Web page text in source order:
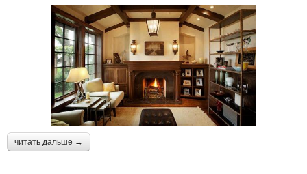
читать дальше →